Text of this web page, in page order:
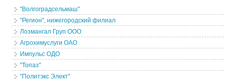
"Волгоградсельмаш"
"Регион", нижегородский филиал
Лозмангал Груп ООО
Агрохимуслуги ОАО
Импульс ОДО
"Топаз"
"Политэкс Элект"